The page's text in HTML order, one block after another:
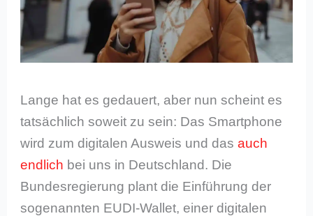
Lange hat es gedauert, aber nun scheint es
tatsächlich soweit zu sein: Das Smartphone
wird zum digitalen Ausweis und dasauch
endlich bei uns in Deutschland. Die
Bundesregierung plant die Einführung der
sogenannten EUDI-Wallet, einer digitalen